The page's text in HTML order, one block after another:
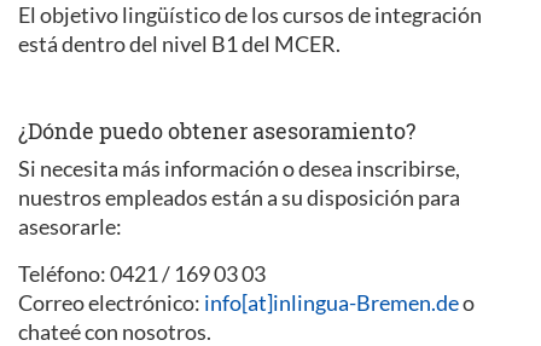
El objetivo lingüístico de los cursos de integración
está dentro del nivel B1 del MCER.
¿Dónde puedo obtener asesoramiento?
Si necesita más información o desea inscribirse,
nuestros empleados están a su disposición para
asesorarle:
Teléfono: 0421 / 169 03 03
Correo electrónico: info[at]inlingua-Bremen.deo
chateé con nosotros.